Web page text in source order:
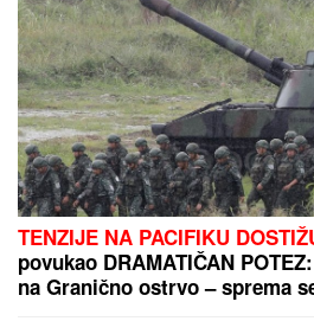
TENZIJE NA PACIFIKU
povukao DRAMATIČAN
na Granično ostrvo – sprema